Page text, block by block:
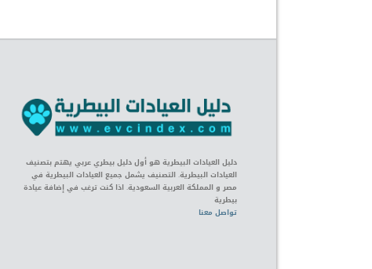
دليل العيادات البيطرية هو أول دليل بيطري عربي يهتم بتصنيف
العيادات البيطرية. التصنيف يشمل جميع العيادات البيطرية في
مصر و المملكة العربية السعودية. اذا كنت ترغب في إضافة عيادة
بيطرية
تواصل معنا